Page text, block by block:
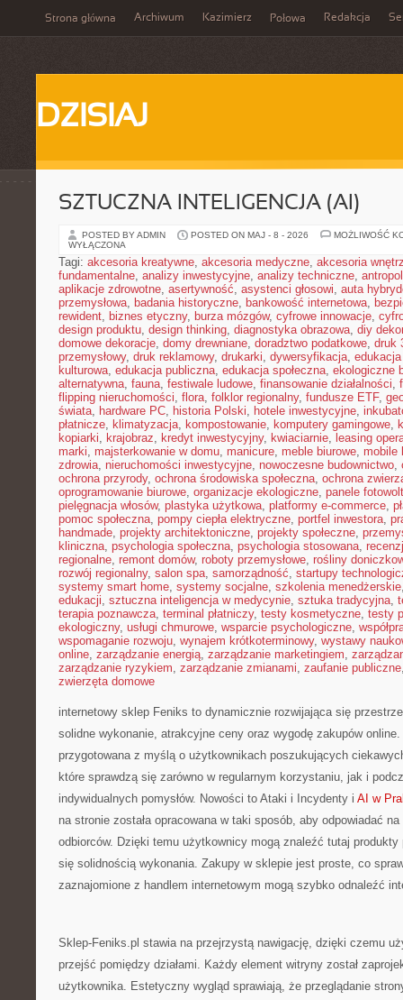
Strona główna Archiwum Kazimierz Połowa Redakcja
DZISIAJ
SZTUCZNA INTELIGENCJA (AI)
POSTED BY ADMIN POSTED ON MAJ - 8 - 2026
MOŻLIWOŚĆ
WYŁĄCZONA
Tagi: akcesoria kreatywne, akcesoria medyczne, akcesoria
fundamentalne, analizy inwestycyjne, analizy techniczne,
aplikacje zdrowotne, asertywność, asystenci głosowi, auta
przemysłowa, badania historyczne, bankowość internetowa,
rewident, biznes etyczny, burza mózgów, cyfrowe innowacje,
design produktu, design thinking, diagnostyka obrazowa, diy
domowe dekoracje, domy drewniane, doradztwo podatkowe, druk
przemysłowy, druk reklamowy, drukarki, dywersyfikacja,
kulturowa, edukacja publiczna, edukacja społeczna, ekologiczne
alternatywna, fauna, festiwale ludowe, finansowanie działalności,
flipping nieruchomości, flora, folklor regionalny, fundusze ETF,
świata, hardware PC, historia Polski, hotele inwestycyjne,
płatnicze, klimatyzacja, kompostowanie, komputery gamingowe,
kopiarki, krajobraz, kredyt inwestycyjny, kwiaciarnie, leasing
marki, majsterkowanie w domu, manicure, meble biurowe, mobile
zdrowia, nieruchomości inwestycyjne, nowoczesne budownictwo,
ochrona przyrody, ochrona środowiska społeczna, ochrona
oprogramowanie biurowe, organizacje ekologiczne, panele
pielęgnacja włosów, plastyka użytkowa, platformy e-commerce,
pomoc społeczna, pompy ciepła elektryczne, portfel inwestora,
handmade, projekty architektoniczne, projekty społeczne,
kliniczna, psychologia społeczna, psychologia stosowana,
regionalne, remont domów, roboty przemysłowe, rośliny
rozwój regionalny, salon spa, samorządność, startupy
systemy smart home, systemy socjalne, szkolenia menedżerskie
edukacji, sztuczna inteligencja w medycynie, sztuka tradycyjna,
terapia poznawcza, terminal płatniczy, testy kosmetyczne, testy
ekologiczny, usługi chmurowe, wsparcie psychologiczne,
wspomaganie rozwoju, wynajem krótkoterminowy, wystawy
online, zarządzanie energią, zarządzanie marketingiem,
zarządzanie ryzykiem, zarządzanie zmianami, zaufanie publiczne
zwierzęta domowe
internetowy sklep Feniks to dynamicznie rozwijająca się
solidne wykonanie, atrakcyjne ceny oraz wygodę zakupów online.
przygotowana z myślą o użytkownikach poszukujących
które sprawdzą się zarówno w regularnym korzystaniu, jak i
indywidualnych pomysłów. Nowości to Ataki i Incydenty i AI w
na stronie została opracowana w taki sposób, aby odpowiadać
odbiorców. Dzięki temu użytkownicy mogą znaleźć tutaj
się solidnością wykonania. Zakupy w sklepie jest proste, co
zaznajomione z handlem internetowym mogą szybko odnaleźć
Sklep-Feniks.pl stawia na przejrzystą nawigację, dzięki czemu
przejść pomiędzy działami. Każdy element witryny został
użytkownika. Estetyczny wygląd sprawiają, że przeglądanie